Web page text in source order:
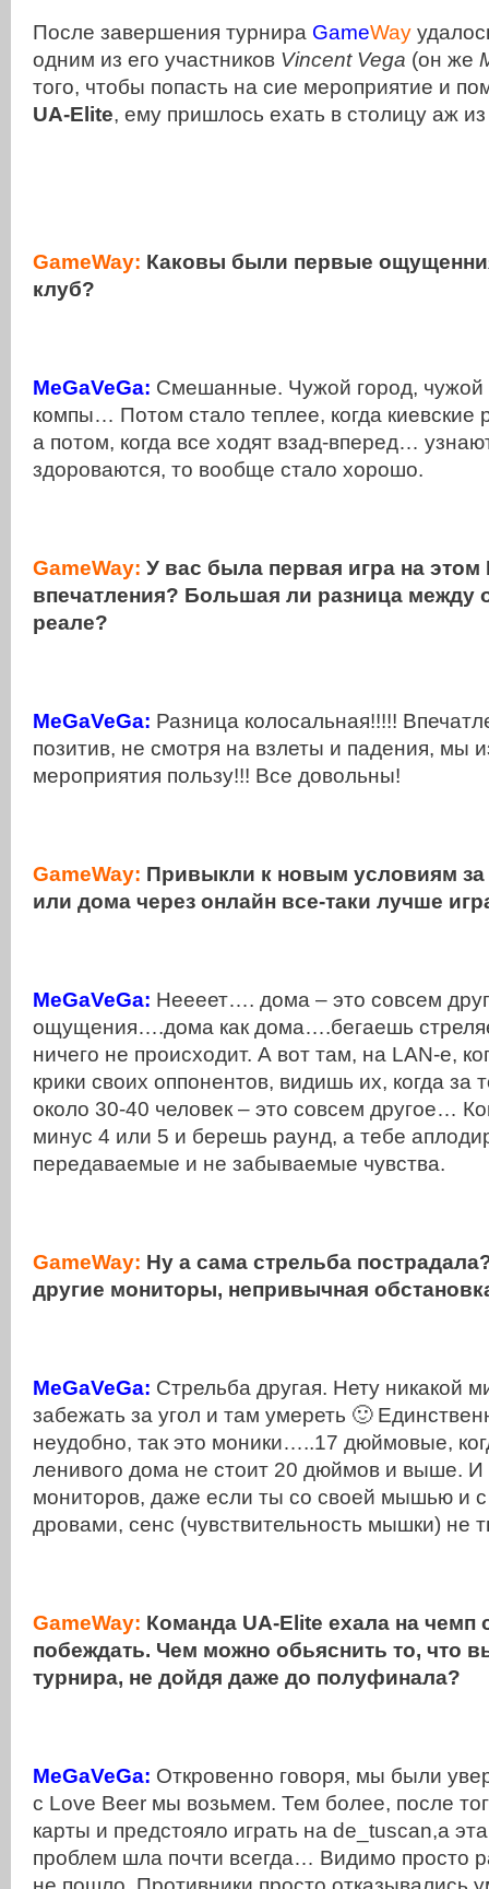
После завершения турнира GameWay
одним из его участников Vincent Vega (он же
того, чтобы попасть на сие мероприятие и
UA-Elite, ему пришлось ехать в столицу аж
GameWay: Каковы были первые
клуб?
MeGaVeGa: Смешанные. Чужой город, чужой
компы… Потом стало теплее, когда киевские
а потом, когда все ходят взад-вперед…
здороваются, то вообще стало хорошо.
GameWay: У вас была первая игра на этом
впечатления? Большая ли разница между
реале?
MeGaVeGa: Разница колосальная!!!!!
позитив, не смотря на взлеты и падения, мы
мероприятия пользу!!! Все довольны!
GameWay: Привыкли к новым условиям за
или дома через онлайн все-таки лучше
MeGaVeGa: Неееет…. дома – это совсем
ощущения….дома как дома….бегаешь
ничего не происходит. А вот там, на LAN-е,
крики своих оппонентов, видишь их, когда за
около 30-40 человек – это совсем другое…
минус 4 или 5 и берешь раунд, а тебе
передаваемые и не забываемые чувства.
GameWay: Ну а сама стрельба
другие мониторы, непривычная
MeGaVeGa: Стрельба другая. Нету никакой
забежать за угол и там умереть 🙂
неудобно, так это моники…..17 дюймовые,
ленивого дома не стоит 20 дюймов и выше. И
мониторов, даже если ты со своей мышью и
дровами, сенс (чувствительность мышки) не
GameWay: Команда UA-Elite ехала на чемп
побеждать. Чем можно обьяснить то, что
турнира, не дойдя даже до полуфинала?
MeGaVeGa: Откровенно говоря, мы были
с Love Beer мы возьмем. Тем более, после
карты и предстояло играть на de_tuscan,а
проблем шла почти всегда… Видимо просто